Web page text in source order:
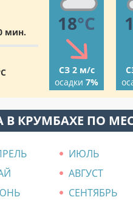
мин. 18°C
СЗ 2 м/с
осадки 7%
В КРУМБАХЕ ПО
ИЮЛЬ
АВГУСТ
СЕНТЯБРЬ